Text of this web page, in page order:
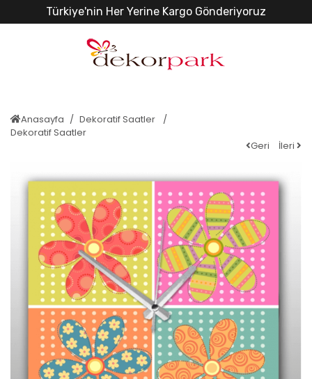
Türkiye'nin Her Yerine Kargo Gönderiyoruz
Anasayfa
Dekoratif Saatler
Dekoratif Saatler
Geri
İleri